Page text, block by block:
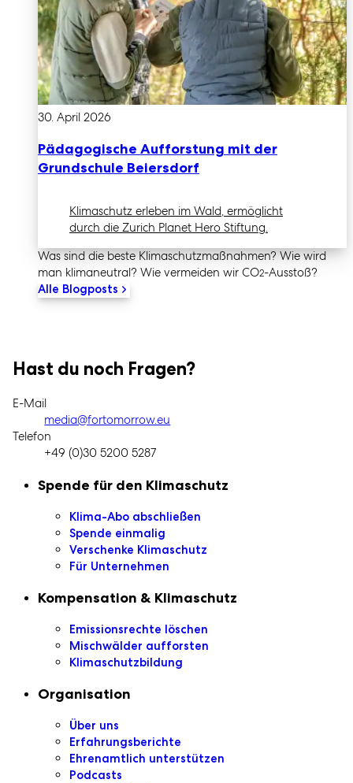
30. April 2026
Pädagogische Aufforstung mit der
Grundschule Beiersdorf
Klimaschutz erleben im Wald, ermöglicht
durch die Zurich Planet Hero Stiftung.
Was sind die beste Klimaschutz­maßnahmen? Wie wird
man klimaneutral? Wie vermeiden wir CO2-Ausstoß?
Alle Blogposts
Hast du noch Fragen?
E-Mail
media@fortomorrow.eu
Telefon
+49 (0)30 5200 5287
Sekundaire Navigation
Spende für den Klimaschutz
Klima-Abo abschließen
Spende einmalig
Verschenke Klimaschutz
Für Unternehmen
Kompensation & Klimaschutz
Emissionsrechte löschen
Mischwälder aufforsten
Klimaschutzbildung
Organisation
Über uns
Erfahrungsberichte
Ehrenamtlich unterstützen
Podcasts